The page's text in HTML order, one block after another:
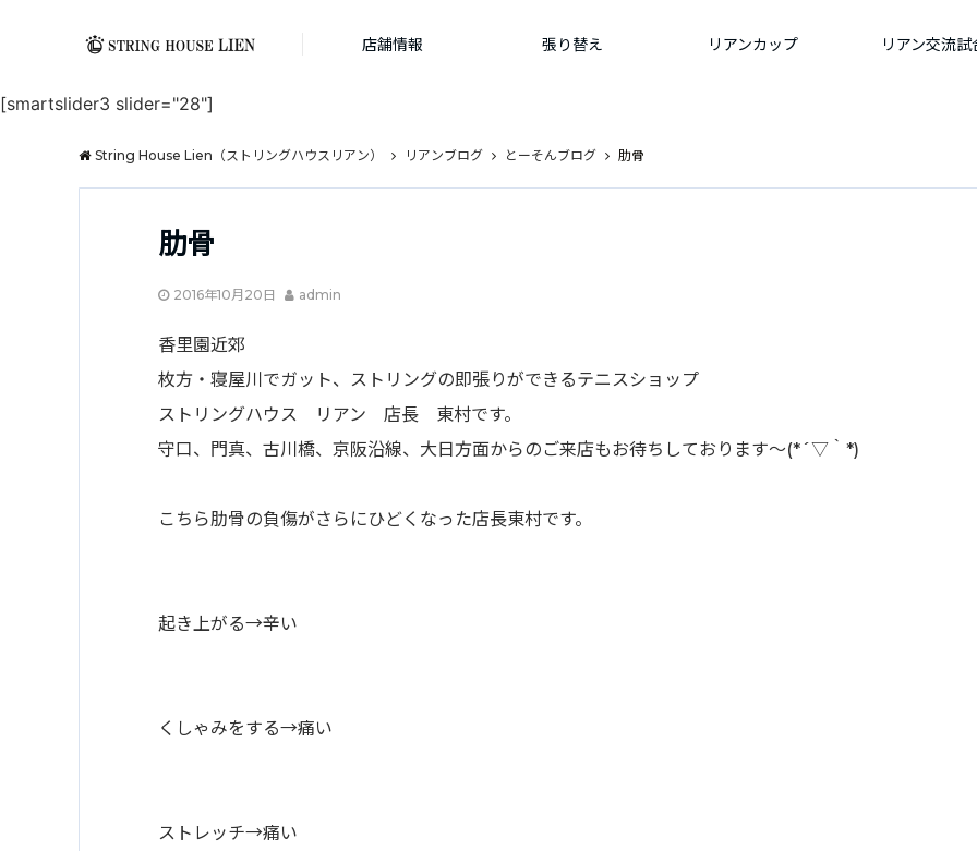
店舗情報 張り替え リアンカップ リアン交流試
[smartslider3 slider="28"]
String House Lien（ストリングハウスリアン） リアンブログ とーそんブログ 肋骨
肋骨
2016年10月20日 admin
香里園近郊
枚方・寝屋川でガット、ストリングの即張りができるテニスショップ
ストリングハウス リアン 店長 東村です。
守口、門真、古川橋、京阪沿線、大日方面からのご来店もお待ちしております～(*´▽｀*)
こちら肋骨の負傷がさらにひどくなった店長東村です。
起き上がる→辛い
くしゃみをする→痛い
ストレッチ→痛い